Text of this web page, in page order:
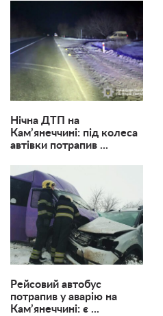
Нічна ДТП на
Кам’янеччині: під колеса
автівки потрапив ...
Рейсовий автобус
потрапив у аварію на
Кам’янеччині: є ...